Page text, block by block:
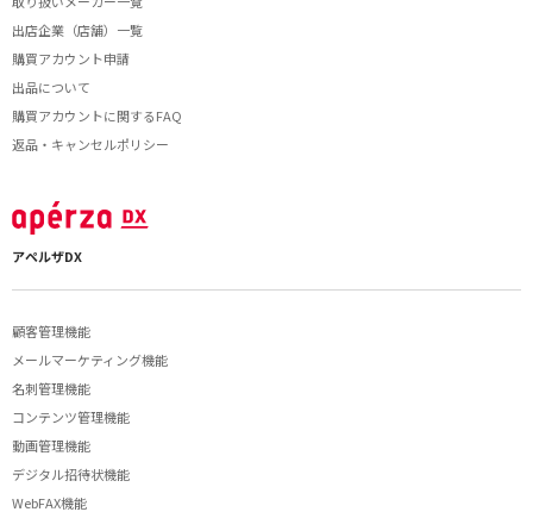
出店企業（店舗）一覧
購買アカウント申請
出品について
購買アカウントに関するFAQ
返品・キャンセルポリシー
アペルザDX
顧客管理機能
メールマーケティング機能
名刺管理機能
コンテンツ管理機能
動画管理機能
デジタル招待状機能
WebFAX機能